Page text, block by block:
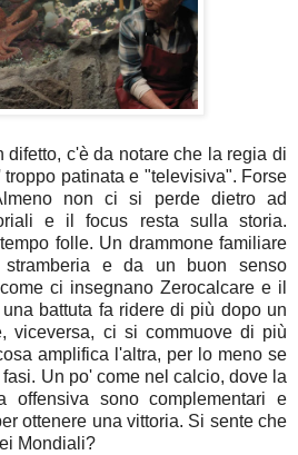
difetto, c'è da notare che la regia di
patinata e "televisiva". Forse
non ci si perde dietro ad
e il focus resta sulla storia.
folle. Un drammone familiare
stramberia e da un buon senso
ci insegnano Zerocalcare e il
battuta fa ridere di più dopo un
viceversa, ci si commuove di più
amplifica l'altra, per lo meno se
Un po' come nel calcio, dove la
offensiva sono complementari e
ottenere una vittoria. Si sente che
Mondiali?